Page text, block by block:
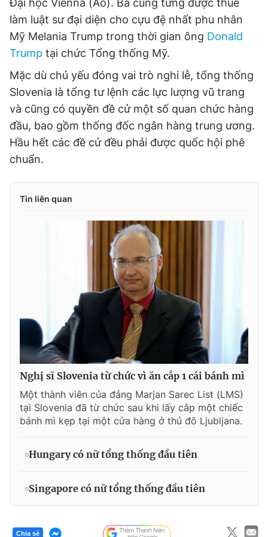
Giấy phép xuất bản số 110/GP - BTTTT cấp ngày 24.3.2020
© 2003-2026 Bản quyền thuộc về Báo Thanh Niên. Cấm sao
chép dưới mọi hình thức nếu không có sự chấp thuận bằng văn
bản. Phát triển bởi ePi Technologies, JSC.
Đại học Vienna (Áo). Bà cũng từng được thuê
làm luật sư đại diện cho cựu đệ nhất phu nhân
Mỹ Melania Trump trong thời gian ông Donald
Trump tại chức Tổng thống Mỹ.
Mặc dù chủ yếu đóng vai trò nghi lễ, tổng thống
Slovenia là tổng tư lệnh các lực lượng vũ trang
và cũng có quyền đề cử một số quan chức hàng
đầu, bao gồm thống đốc ngân hàng trung ương.
Hầu hết các đề cử đều phải được quốc hội phê
chuẩn.
Tin liên quan
Nghị sĩ Slovenia từ chức vì ăn cắp 1 cái bánh mì
Một thành viên của đảng Marjan Sarec List (LMS)
tại Slovenia đã từ chức sau khi lấy cắp một chiếc
bánh mì kẹp tại một cửa hàng ở thủ đô Ljubljana.
Hungary có nữ tổng thống đầu tiên
Singapore có nữ tổng thống đầu tiên
Chia sẻ